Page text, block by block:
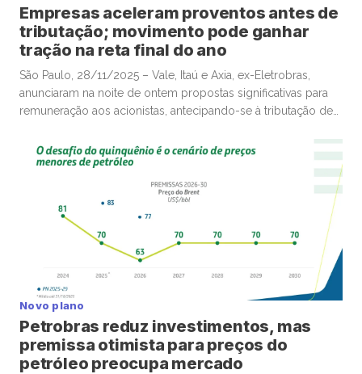
Empresas aceleram proventos antes de
tributação; movimento pode ganhar
tração na reta final do ano
São Paulo, 28/11/2025 – Vale, Itaú e Axia, ex-Eletrobras,
anunciaram na noite de ontem propostas significativas para
remuneração aos acionistas, antecipando-se à tributação de
a pessoas físicas partir de 2026, em movimento que poderá
ganhar mais tração até o fim deste ano e deve envolver
diversas companhias listadas em bolsa. A Vale, por
exemplo, anunciou remuneração total de R$3,58 por […]
Novo plano
Petrobras reduz investimentos, mas
premissa otimista para preços do
petróleo preocupa mercado